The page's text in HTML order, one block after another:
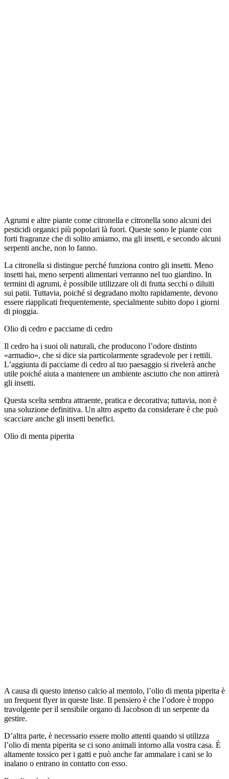
Agrumi e altre piante come citronella e citronella sono alcuni dei
pesticidi organici più popolari là fuori. Queste sono le piante con
forti fragranze che di solito amiamo, ma gli insetti, e secondo alcuni
serpenti anche, non lo fanno.
La citronella si distingue perché funziona contro gli insetti. Meno
insetti hai, meno serpenti alimentari verranno nel tuo giardino. In
termini di agrumi, è possibile utilizzare oli di frutta secchi o diluiti
sui patii. Tuttavia, poiché si degradano molto rapidamente, devono
essere riapplicati frequentemente, specialmente subito dopo i giorni
di pioggia.
Olio di cedro e pacciame di cedro
Il cedro ha i suoi oli naturali, che producono l’odore distinto
«armadio», che si dice sia particolarmente sgradevole per i rettili.
L’aggiunta di pacciame di cedro al tuo paesaggio si rivelerà anche
utile poiché aiuta a mantenere un ambiente asciutto che non attirerà
gli insetti.
Questa scelta sembra attraente, pratica e decorativa; tuttavia, non è
una soluzione definitiva. Un altro aspetto da considerare è che può
scacciare anche gli insetti benefici.
Olio di menta piperita
A causa di questo intenso calcio al mentolo, l’olio di menta piperita è
un frequent flyer in queste liste. Il pensiero è che l’odore è troppo
travolgente per il sensibile organo di Jacobson di un serpente da
gestire.
D’altra parte, è necessario essere molto attenti quando si utilizza
l’olio di menta piperita se ci sono animali intorno alla vostra casa. È
altamente tossico per i gatti e può anche far ammalare i cani se lo
inalano o entrano in contatto con esso.